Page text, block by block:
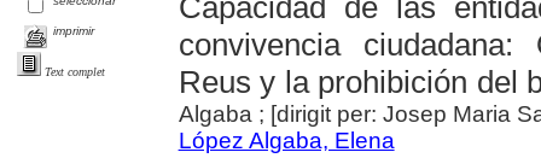
imprimir
Text complet
convivencia
Reus y la prohibición del
Algaba ; [dirigit per: Josep Maria
López Algaba, Elena